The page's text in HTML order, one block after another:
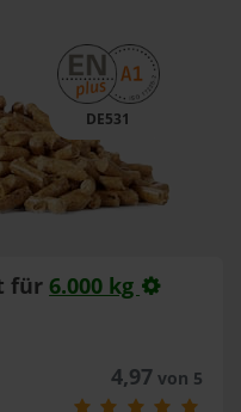
DE531
für 6.000 kg
4,97von 5